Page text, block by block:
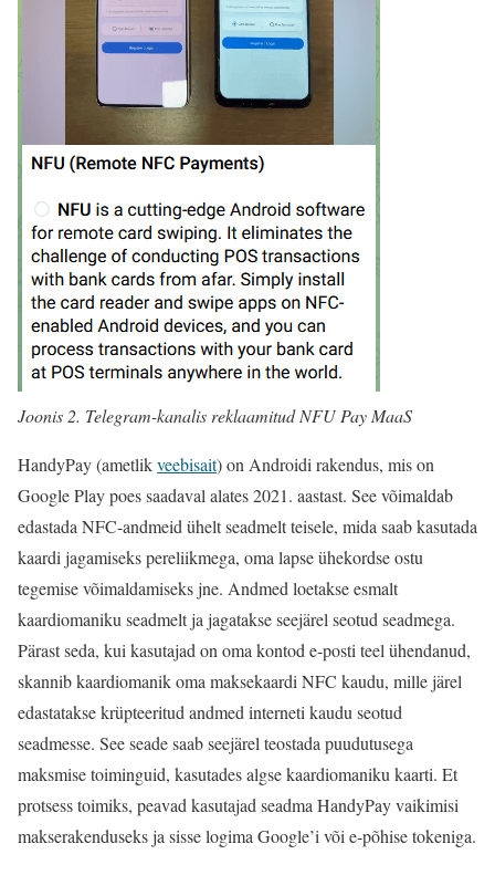
Joonis 2. Telegram-kanalis reklaamitud NFU Pay MaaS
HandyPay (ametlikveebisait) on Androidi rakendus, mis on
Google Play poes saadaval alates 2021. aastast. See võimaldab
edastada NFC-andmeid ühelt seadmelt teisele, mida saab kasutada
kaardi jagamiseks pereliikmega, oma lapse ühekordse ostu
tegemise võimaldamiseks jne. Andmed loetakse esmalt
kaardiomaniku seadmelt ja jagatakse seejärel seotud seadmega.
Pärast seda, kui kasutajad on oma kontod e-posti teel ühendanud,
skannib kaardiomanik oma maksekaardi NFC kaudu, mille järel
edastatakse krüpteeritud andmed interneti kaudu seotud
seadmesse. See seade saab seejärel teostada puudutusega
maksmise toiminguid, kasutades algse kaardiomaniku kaarti. Et
protsess toimiks, peavad kasutajad seadma HandyPay vaikimisi
makserakenduseks ja sisse logima Google’i või e-põhise tokeniga.